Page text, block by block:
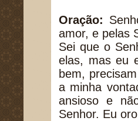
Oração:
amor, e pelas
Sei que o
elas, mas eu
bem,
a minha
ansioso e
Senhor. Eu